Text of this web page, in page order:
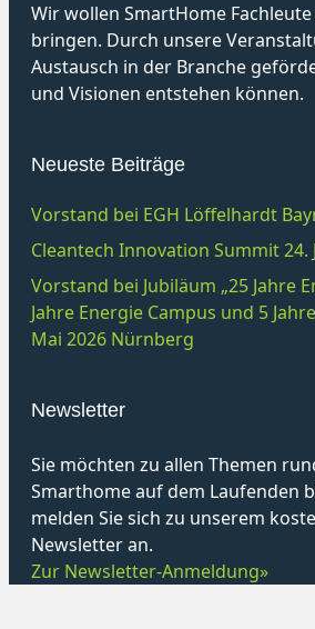
Wir wollen SmartHome
bringen. Durch unsere
Austausch in der Branche
und Visionen entstehen können.
Neueste Beiträge
Vorstand bei EGH Löffelhardt
Cleantech Innovation Summit 24.
Vorstand bei Jubiläum „25 Jahre
Jahre Energie Campus und 5
Mai 2026 Nürnberg
Newsletter
Sie möchten zu allen Themen
Smarthome auf dem Laufenden
melden Sie sich zu unserem
Newsletter an.
Zur Newsletter-Anmeldung»